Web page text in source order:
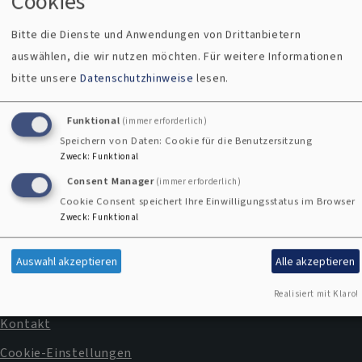
Kontaktformular
Fußbereichsmenü
Kontakt
Cookie-Einstellungen
Bitte die Dienste und Anwendungen von Drittanbietern
auswählen, die wir nutzen möchten.Für weitere Informationen
bitte unsereDatenschutzhinweise lesen.
Funktional (immer erforderlich)
Speichern von Daten: Cookie für die Benutzersitzung
Zweck: Funktional
Consent Manager (immer erforderlich)
Cookie Consent speichert Ihre Einwilligungsstatus im Browser
Zweck: Funktional
Auswahl akzeptieren Alle akzeptieren
Realisiert mit Klaro!